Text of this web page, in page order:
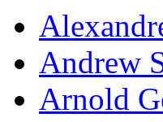
Andrew
Arnold